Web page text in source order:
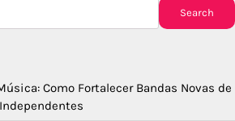
Search
Como Fortalecer Bandas Novas de